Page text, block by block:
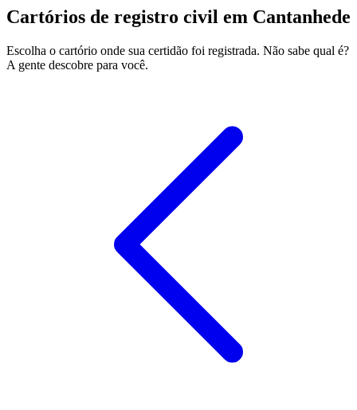
Cartórios de registro civil em Cantanhede
Escolha o cartório onde sua certidão foi registrada. Não sabe qual é?
A gente descobre para você.